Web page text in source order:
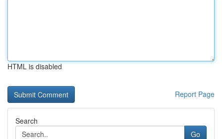
HTML is disabled
Report Page
Search
Go